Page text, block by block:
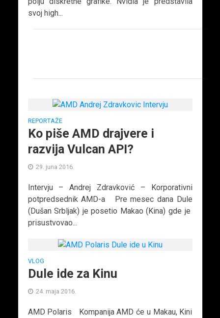
svoj high...
REPORTAŽE
Ko piše AMD drajvere i
razvija Vulcan API?
29. juna 2016.
Intervju – Andrej Zdravković – Korporativni
potpredsednik AMD-a Pre mesec dana Dule
(Dušan Srbljak) je posetio Makao (Kina) gde je
prisustvovao...
VLOG
Dule ide za Kinu
24. maja 2016.
AMD Polaris Kompanija AMD će u Makau, Kini